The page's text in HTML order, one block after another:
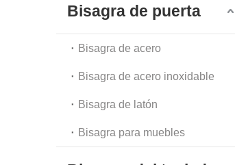
Bisagra de puerta
Bisagra de acero
Bisagra de acero inoxidable
Bisagra de latón
Bisagra para muebles